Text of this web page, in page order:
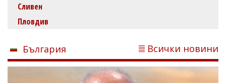
Сливен
Пловдив
България Всички новини